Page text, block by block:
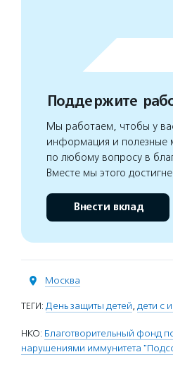
Поддержите
Мы работаем, чтобы у
информация и полезные
по любому вопросу в
Вместе мы этого
Внести вклад
Москва
ТЕГИ: День защиты детей, дети с
НКО: Благотворительный фонд
нарушениями иммунитета